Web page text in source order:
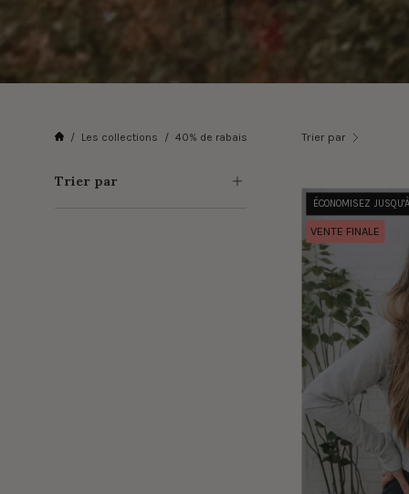
/ Les collections / 40% de rabais Trier par
Trier par
ÉCONOMISEZ
VENTE FINALE